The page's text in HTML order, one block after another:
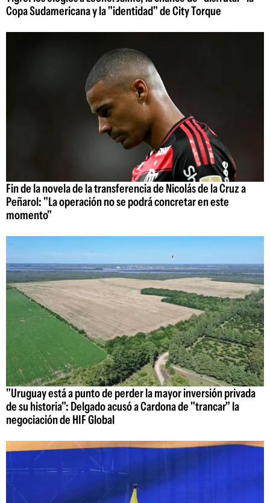
Copa Sudamericana y la "identidad" de City Torque
Fin de la novela de la transferencia de Nicolás de la Cruz a
Peñarol: "La operación no se podrá concretar en este
momento"
"Uruguay está a punto de perder la mayor inversión privada
de su historia": Delgado acusó a Cardona de "trancar" la
negociación de HIF Global